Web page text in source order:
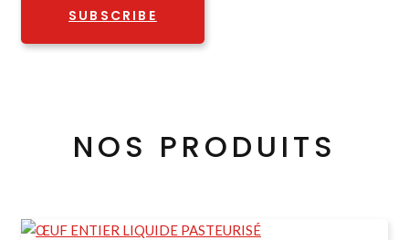
SUBSCRIBE
NOS PRODUITS